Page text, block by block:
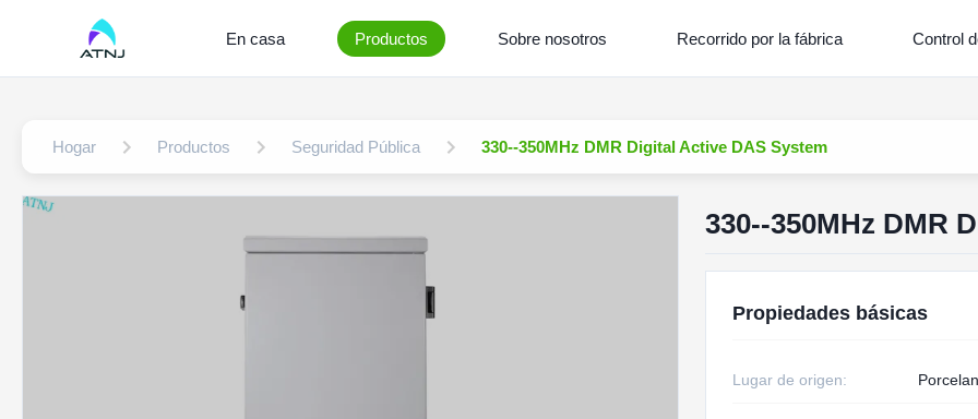
En casa Productos Sobre nosotros Recorrido por la fábrica Control
Hogar Productos Seguridad Pública 330--350MHz DMR Digital Active DAS System
330--350MHz DMR
Propiedades básicas
Lugar de origen: